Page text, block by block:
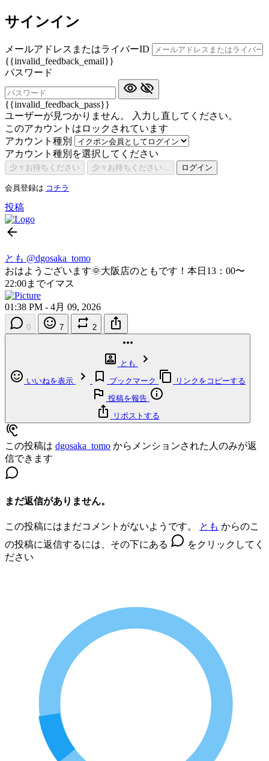
サインイン
メールアドレスまたはライバーID
{{invalid_feedback_email}}
パスワード
{{invalid_feedback_pass}}
ユーザーが見つかりません。 入力し直してください。
このアカウントはロックされています
アカウント種別
アカウント種別を選択してください
少々お待ちください 少々お待ちください... ログイン
会員登録は コチラ
投稿
とも @dgosaka_tomo
おはようございます🌞大阪店のともです！本日13：00〜
22:00までイマス
01:38 PM - 4月 09, 2026
0 7 2
とも
いいねを表示
ブックマーク
リンクをコピーする
投稿を報告
リポストする
この投稿は dgosaka_tomo からメンションされた人のみが返
信できます
まだ返信がありません。
この投稿にはまだコメントがないようです。 とも からのこ
の投稿に返信するには、その下にある
をクリックしてく
ださい